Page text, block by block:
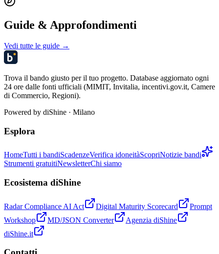
Guide & Approfondimenti
Vedi tutte le guide →
Trova il bando giusto per il tuo progetto. Database aggiornato ogni
24 ore dalle fonti ufficiali (MIMIT, Invitalia, incentivi.gov.it, Camere
di Commercio, Regioni).
Powered by diShine · Milano
Esplora
HomeTutti i bandiScadenzeVerifica idoneitàScopriNotizie bandi
Strumenti gratuitiNewsletterChi siamo
Ecosistema diShine
Radar Compliance AI Act Digital Maturity Scorecard
Prompt
Workshop
MD/JSON Converter
Agenzia diShine
diShine.it